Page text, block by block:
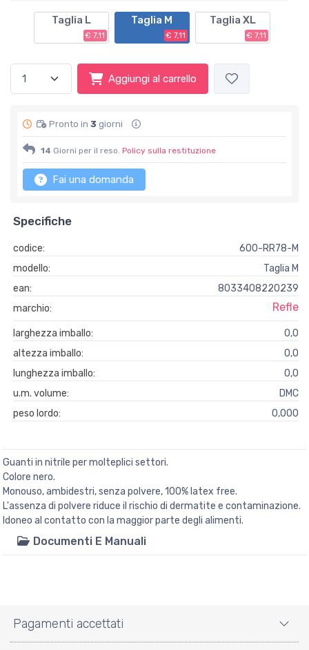
Taglia L
€ 7,11
Taglia M
€ 7,11
Taglia XL
€ 7,11
Aggiungi al carrello
Pronto in 3 giorni
14 Giorni per il reso. Policy sulla restituzione
Fai una domanda
Specifiche
codice:
600-RR78-M
modello:
Taglia M
ean:
8033408220239
marchio:
Refle
larghezza imballo:
0,0
altezza imballo:
0,0
lunghezza imballo:
0,0
u.m. volume:
DMC
peso lordo:
0,000
Guanti in nitrile per molteplici settori.
Colore nero.
Monouso, ambidestri, senza polvere, 100% latex free.
L'assenza di polvere riduce il rischio di dermatite e contaminazione.
Idoneo al contatto con la maggior parte degli alimenti.
Documenti E Manuali
Pagamenti accettati